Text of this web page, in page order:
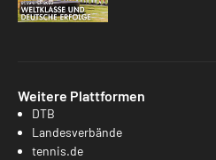
Weitere Plattformen
DTB
Landesverbände
tennis.de